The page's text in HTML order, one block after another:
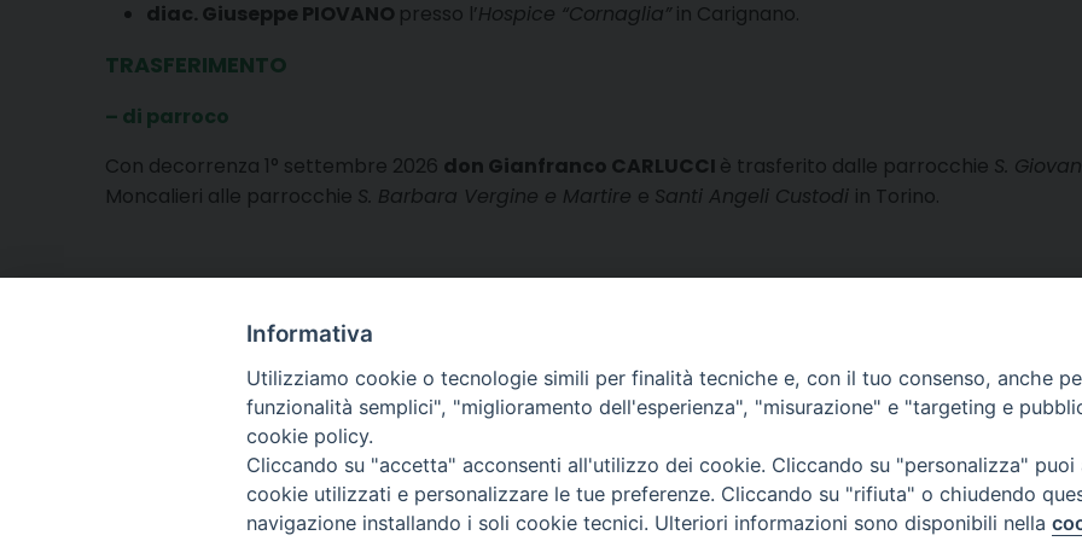
diac. Giuseppe PIOVANO presso l’Hospice “Cornaglia” in Carignano.
TRASFERIMENTO
– di parroco
Con decorrenza 1° settembre 2026 don Gianfranco CARLUCCI è trasferito dalle parrocchie S.
Moncalieri alle parrocchie S. Barbara Vergine e Martire e Santi Angeli Custodi in Torino.
Arcidiocesi di Torino
Cancelleria arcivescovile
Via dell'Arcivescovado 12 - 10121 TORINO
Informativa
Utilizziamo cookie o tecnologie simili per finalità tecniche e, con il tuo consenso, anche
funzionalità semplici", "miglioramento dell'esperienza", "misurazione" e "targeting e
cookie policy.
Cliccando su "accetta" acconsenti all'utilizzo dei cookie. Cliccando su "personalizza"
cookie utilizzati e personalizzare le tue preferenze. Cliccando su "rifiuta" o chiudendo
navigazione installando i soli cookie tecnici. Ulteriori informazioni sono disponibili nella